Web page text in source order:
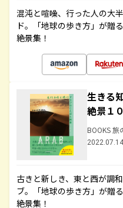
混沌と喧噪、行った人の大
ド。「地球の歩き方」が贈
絶景集！
生きる
絶景１
BOOKS 旅
古きと新しき、東と西が調
ブ。「地球の歩き方」が贈
絶景集！